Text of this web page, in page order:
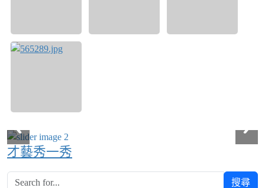
才藝秀一秀
搜尋